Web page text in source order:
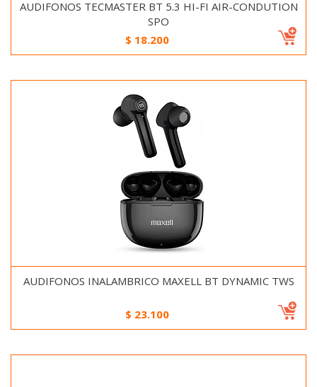
AUDIFONOS TECMASTER BT 5.3 HI-FI AIR-CONDUTION
SPO
$ 18.200
AUDIFONOS INALAMBRICO MAXELL BT DYNAMIC TWS
$ 23.100